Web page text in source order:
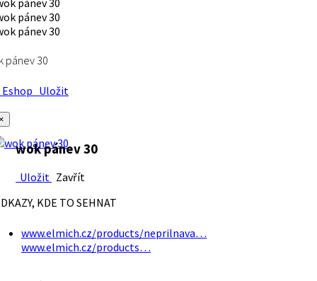
pánev 30
Uložit
wok pánev 30
Uložit Zavřít
KDE TO SEHNAT
www.elmich.cz/products/neprilnava…
www.elmich.cz/products…